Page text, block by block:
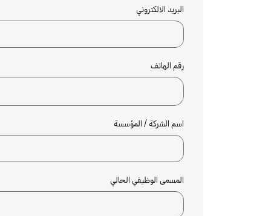
البريد الالكتروني
رقم الهاتف
اسم الشركة / المؤسسة
المسمى الوظيفي الحالي